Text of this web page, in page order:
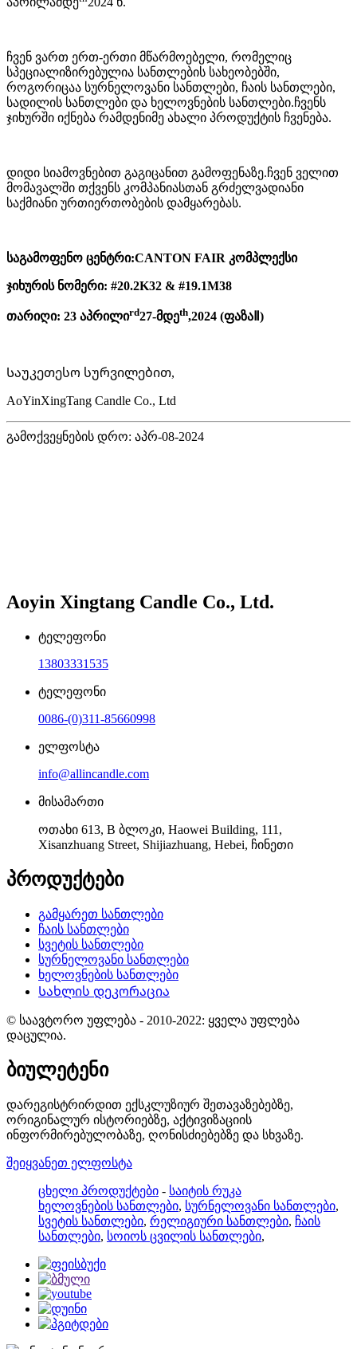
ჩვენ ვართ ერთ-ერთი მწარმოებელი, რომელიც
სპეციალიზირებულია სანთლების სახეობებში,
როგორიცაა სურნელოვანი სანთლები, ჩაის სანთლები,
სადილის სანთლები და ხელოვნების სანთლები.ჩვენს
ჯიხურში იქნება რამდენიმე ახალი პროდუქტის ჩვენება.
დიდი სიამოვნებით გაგიცანით გამოფენაზე.ჩვენ ველით
მომავალში თქვენს კომპანიასთან გრძელვადიანი
საქმიანი ურთიერთობების დამყარებას.
საგამოფენო ცენტრი:CANTON FAIR კომპლექსი
ჯიხურის ნომერი: #20.2K32 & #19.1M38
თარიღი: 23 აპრილიrd27-მდეth,2024 (ფაზაⅡ)
Საუკეთესო სურვილებით,
AoYinXingTang Candle Co., Ltd
გამოქვეყნების დრო: აპრ-08-2024
Aoyin Xingtang Candle Co., Ltd.
ტელეფონი
13803331535
ტელეფონი
0086-(0)311-85660998
ელფოსტა
info@allincandle.com
მისამართი
ოთახი 613, B ბლოკი, Haowei Building, 111,
Xisanzhuang Street, Shijiazhuang, Hebei, ჩინეთი
პროდუქტები
გამყარეთ სანთლები
ჩაის სანთლები
სვეტის სანთლები
სურნელოვანი სანთლები
ხელოვნების სანთლები
Სახლის დეკორაცია
© საავტორო უფლება - 2010-2022: ყველა უფლება
დაცულია.
ბიულეტენი
დარეგისტრირდით ექსკლუზიურ შეთავაზებებზე,
ორიგინალურ ისტორიებზე, აქტივიზაციის
ინფორმირებულობაზე, ღონისძიებებზე და სხვაზე.
შეიყვანეთ ელფოსტა
ცხელი პროდუქტები - საიტის რუკა
ხელოვნების სანთლები, სურნელოვანი სანთლები,
სვეტის სანთლები, რელიგიური სანთლები, ჩაის
სანთლები, სოიოს ცვილის სანთლები,